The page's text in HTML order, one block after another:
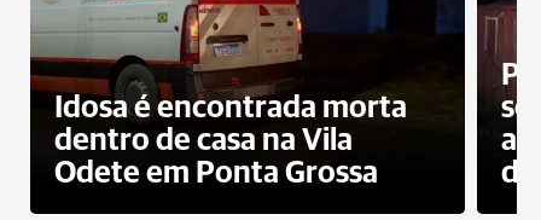
Idosa é encontrada morta
dentro de casa na Vila
Odete em Ponta Grossa
do